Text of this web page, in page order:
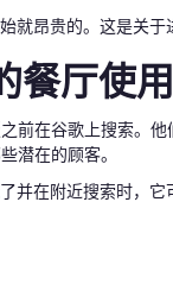
就昂贵的。这是关
餐厅使
前在谷歌上搜索。
潜在的顾客。
并在附近搜索时，它